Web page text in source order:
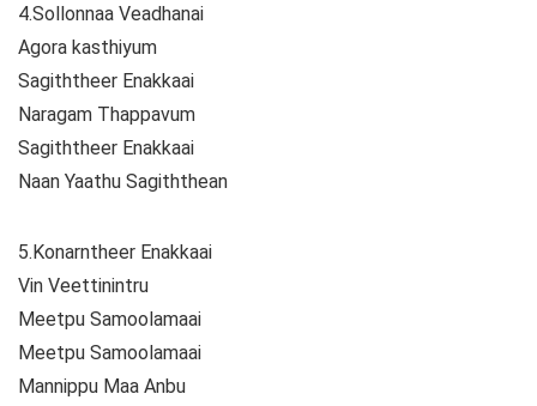
4.Sollonnaa Veadhanai
Agora kasthiyum
Sagiththeer Enakkaai
Naragam Thappavum
Sagiththeer Enakkaai
Naan Yaathu Sagiththean
5.Konarntheer Enakkaai
Vin Veettinintru
Meetpu Samoolamaai
Meetpu Samoolamaai
Mannippu Maa Anbu